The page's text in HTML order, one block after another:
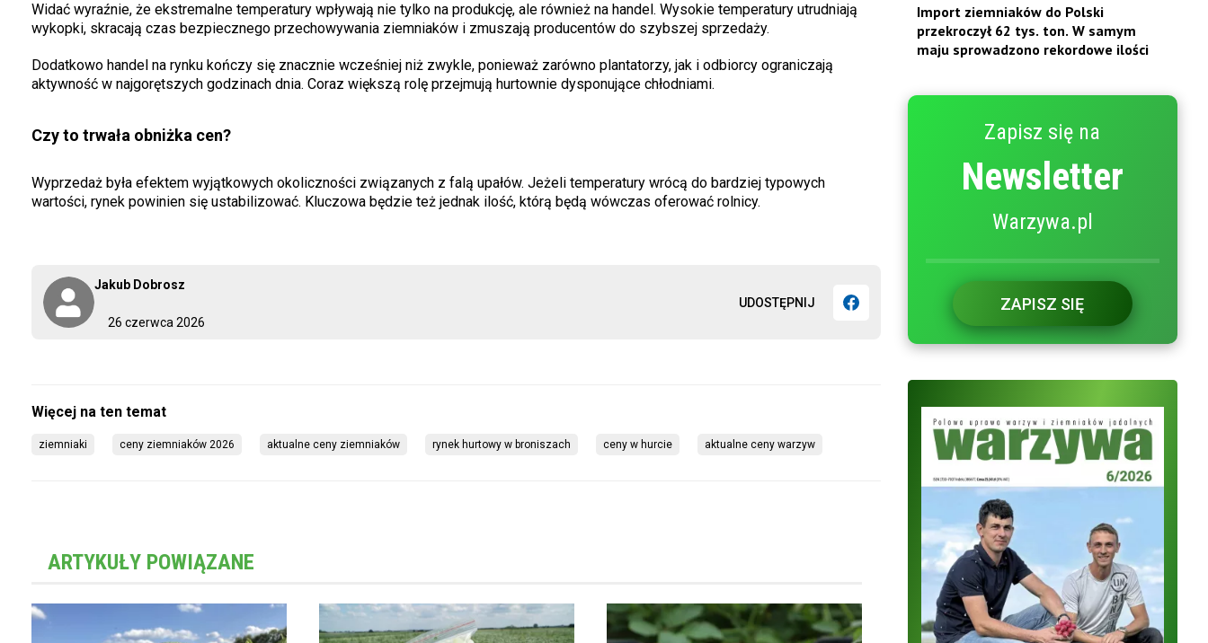
26 czerwca 2026
Jakub Dobrosz
UDOSTĘPNIJ
Widać wyraźnie, że ekstremalne temperatury wpływają nie tylko na produkcję, ale również na handel. Wysokie temperatury utrudniają
wykopki, skracają czas bezpiecznego przechowywania ziemniaków i zmuszają producentów do szybszej sprzedaży.
Dodatkowo handel na rynku kończy się znacznie wcześniej niż zwykle, ponieważ zarówno plantatorzy, jak i odbiorcy ograniczają
aktywność w najgorętszych godzinach dnia. Coraz większą rolę przejmują hurtownie dysponujące chłodniami.
Czy to trwała obniżka cen?
Wyprzedaż była efektem wyjątkowych okoliczności związanych z falą upałów. Jeżeli temperatury wrócą do bardziej typowych
wartości, rynek powinien się ustabilizować. Kluczowa będzie też jednak ilość, którą będą wówczas oferować rolnicy.
ziemniaki ceny ziemniaków 2026 aktualne ceny ziemniaków rynek hurtowy w broniszach ceny w hurcie aktualne ceny warzyw
ARTYKUŁY POWIĄZANE
Import ziemniaków do Polski
przekroczył 62 tys. ton. W samym
maju sprowadzono rekordowe ilości
Zapisz się na
Newsletter
Warzywa.pl
ZAPISZ SIĘ